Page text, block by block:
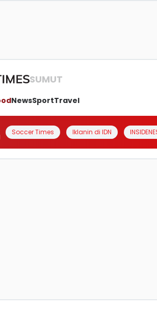
SUMUT
NewsSportTravel
Soccer Times Iklanin di IDN